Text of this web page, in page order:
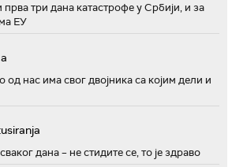
три дана катастрофе у Србији, и за
ЕУ
од нас има свог двојника са којим дели и
дана – не стидите се, то је здраво